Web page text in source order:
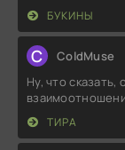
БУКИНЫ
C ColdMuse
Ну, что
ТИРА